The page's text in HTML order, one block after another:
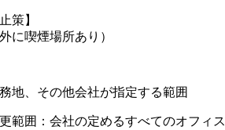
策】
に喫煙場所あり）
地、その他会社が指定する範囲
範囲：会社の定めるすべてのオフィス